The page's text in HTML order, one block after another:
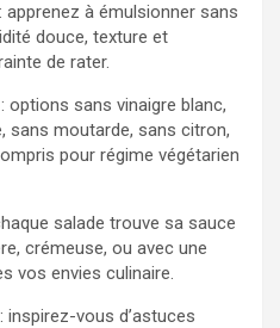
: apprenez à émulsionner sans
douce, texture et
de rater.
: options sans vinaigre blanc,
sans moutarde, sans citron,
pour régime végétarien
salade trouve sa sauce
crémeuse, ou avec une
vos envies culinaire.
: inspirez-vous d’astuces